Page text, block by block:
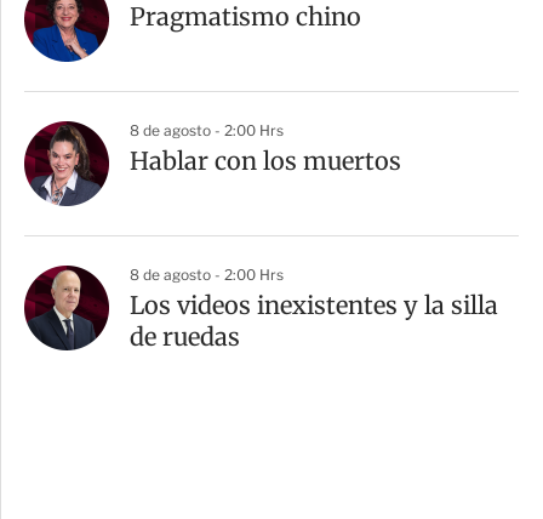
Pragmatismo chino
8 de agosto - 2:00 Hrs
Hablar con los muertos
8 de agosto - 2:00 Hrs
Los videos inexistentes y la silla
de ruedas